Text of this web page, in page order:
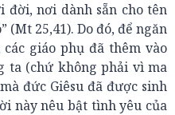
đời, nơi dành sẵn cho tên
(Mt 25,41). Do đó, để ngăn
giáo phụ đã thêm vào
ta (chứ không phải vì ma
đức Giêsu đã được sinh
này nêu bật tình yêu của